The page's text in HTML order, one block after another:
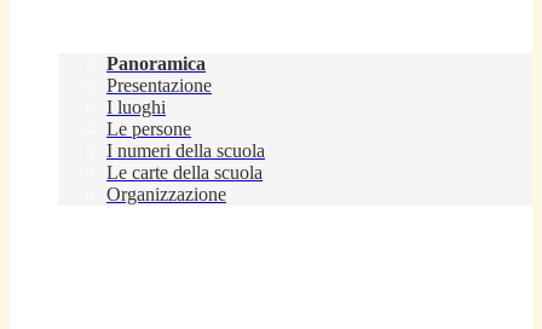
Panoramica
Presentazione
I luoghi
Le persone
I numeri della scuola
Le carte della scuola
Organizzazione